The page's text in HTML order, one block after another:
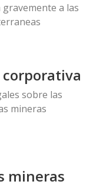
a las
sobre las
mineras
mineras